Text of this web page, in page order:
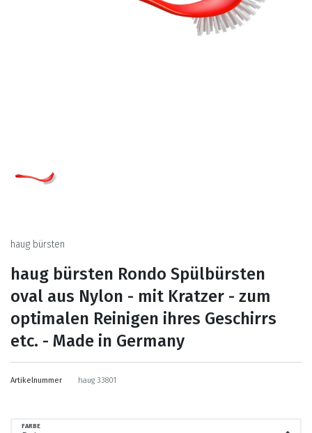
haug bürsten
haug bürsten Rondo Spülbürsten
oval aus Nylon - mit Kratzer - zum
optimalen Reinigen ihres Geschirrs
etc. - Made in Germany
Artikelnummer haug 33801
FARBE